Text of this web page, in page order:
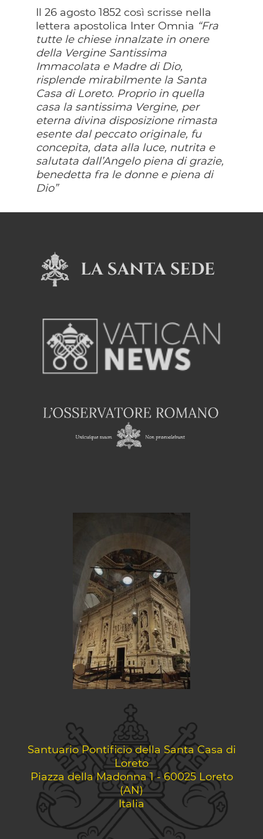
Il 26 agosto 1852 così scrisse nella
lettera apostolica Inter Omnia “Fra
tutte le chiese innalzate in onere
della Vergine Santissima
Immacolata e Madre di Dio,
risplende mirabilmente la Santa
Casa di Loreto. Proprio in quella
casa la santissima Vergine, per
eterna divina disposizione rimasta
esente dal peccato originale, fu
concepita, data alla luce, nutrita e
salutata dall’Angelo piena di grazie,
benedetta fra le donne e piena di
Dio”
Santuario Pontificio della Santa Casa di
Loreto
Piazza della Madonna 1 - 60025 Loreto
(AN)
Italia